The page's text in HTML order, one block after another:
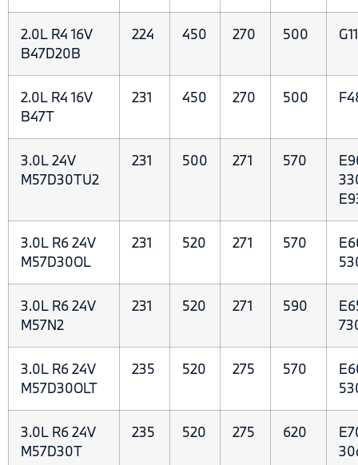
2.0L R4 16V
B47D20B
224 450 270 500
2.0L R4 16V
B47T
231 450 270 500
3.0L 24V
M57D30TU2
231 500 271 570
3.0L R6 24V
M57D30OL
231 520 271 570
3.0L R6 24V
M57N2
231 520 271 590
3.0L R6 24V
M57D30OLT
235 520 275 570
3.0L R6 24V
M57D30T
235 520 275 620